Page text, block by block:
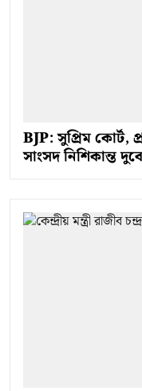
BJP: সুপ্রিম কোর্ট,
সাংসদ নিশিকান্ত